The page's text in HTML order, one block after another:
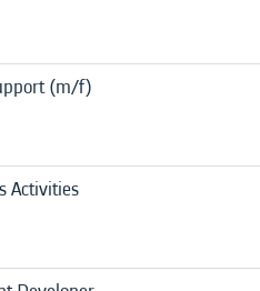
(m/f)
Activities